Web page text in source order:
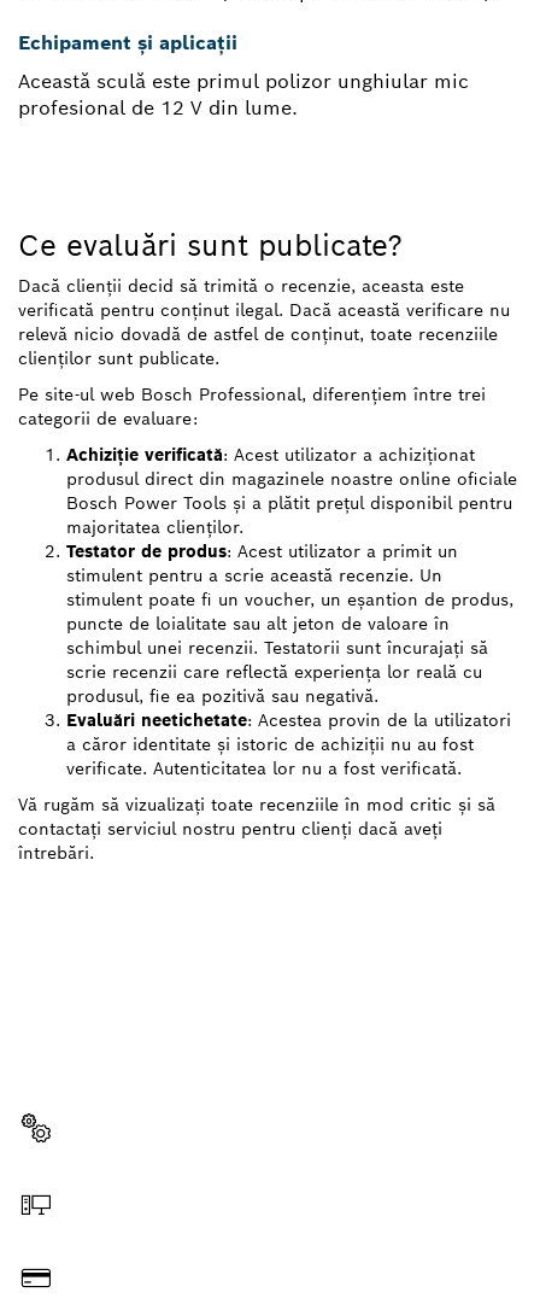
Echipament și aplicații
Această sculă este primul polizor unghiular mic
profesional de 12 V din lume.
Ce evaluări sunt publicate?
Dacă clienții decid să trimită o recenzie, aceasta este
verificată pentru conținut ilegal. Dacă această verificare nu
relevă nicio dovadă de astfel de conținut, toate recenziile
clienților sunt publicate.
Pe site-ul web Bosch Professional, diferențiem între trei
categorii de evaluare:
Achiziție verificată: Acest utilizator a achiziționat
produsul direct din magazinele noastre online oficiale
Bosch Power Tools și a plătit prețul disponibil pentru
majoritatea clienților.
Testator de produs: Acest utilizator a primit un
stimulent pentru a scrie această recenzie. Un
stimulent poate fi un voucher, un eșantion de produs,
puncte de loialitate sau alt jeton de valoare în
schimbul unei recenzii. Testatorii sunt încurajați să
scrie recenzii care reflectă experiența lor reală cu
produsul, fie ea pozitivă sau negativă.
Evaluări neetichetate: Acestea provin de la utilizatori
a căror identitate și istoric de achiziții nu au fost
verificate. Autenticitatea lor nu a fost verificată.
Vă rugăm să vizualizați toate recenziile în mod critic și să
contactați serviciul nostru pentru clienți dacă aveți
întrebări.